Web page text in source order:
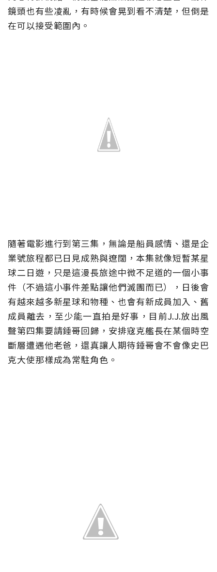
鏡頭也有些凌亂，有時候會晃到看不清楚，但倒是
在可以接受範圍內。
隨著電影進行到第三集，無論是船員感情、還是企
業號旅程都已日見成熟與遼闊，本集就像短暫某星
球二日遊，只是這漫長旅途中微不足道的一個小事
件（不過這小事件差點讓他們滅團而已），日後會
有越來越多新星球和物種、也會有新成員加入、舊
成員離去，至少能一直拍是好事，目前J.J.放出風
聲第四集要請錘哥回歸，安排寇克艦長在某個時空
斷層遭遇他老爸，還真讓人期待錘哥會不會像史巴
克大使那樣成為常駐角色。